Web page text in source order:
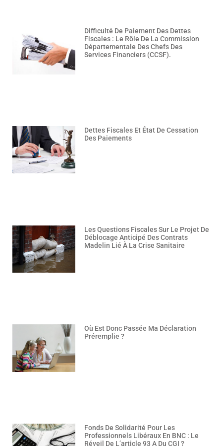
Difficulté De Paiement Des Dettes
Fiscales : Le Rôle De La Commission
Départementale Des Chefs Des
Services Financiers (CCSF).
Dettes Fiscales Et État De Cessation
Des Paiements
Les Questions Fiscales Sur Le Projet De
Déblocage Anticipé Des Contrats
Madelin Lié À La Crise Sanitaire
Où Est Donc Passée Ma Déclaration
Préremplie ?
Fonds De Solidarité Pour Les
Professionnels Libéraux En BNC : Le
Réveil De L’article 93 A Du CGI ?